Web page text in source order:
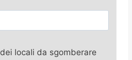
locali da sgomberare